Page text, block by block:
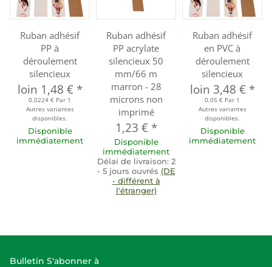
Ruban adhésif
PP à
déroulement
silencieux
loin 1,48 € *
0,0224 € Par 1
Autres variantes
disponibles.
Disponible
immédiatement
Ruban adhésif
PP acrylate
silencieux 50
mm/66 m
marron - 28
microns non
imprimé
1,23 € *
Disponible
immédiatement
Délai de livraison: 2
- 5 jours ouvrés (DE
- différent à
l'étranger)
Ruban adhésif
en PVC à
déroulement
silencieux
loin 3,48 € *
0,05 € Par 1
Autres variantes
disponibles.
Disponible
immédiatement
Bulletin S'abonner à